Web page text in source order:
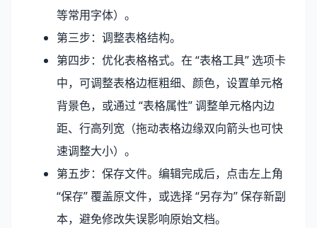
等常用字体）。
第三步：调整表格结构。
第四步：优化表格格式。在 “表格工具” 选项卡
中，可调整表格边框粗细、颜色，设置单元格
背景色，或通过 “表格属性” 调整单元格内边
距、行高列宽（拖动表格边缘双向箭头也可快
速调整大小）。
第五步：保存文件。编辑完成后，点击左上角
“保存” 覆盖原文件，或选择 “另存为” 保存新副
本，避免修改失误影响原始文档。